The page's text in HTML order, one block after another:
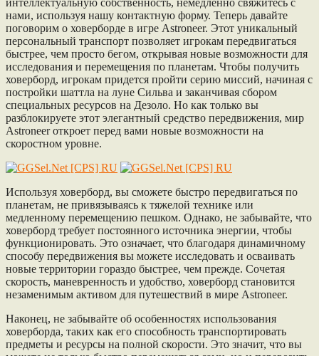
интеллектуальную собственность, немедленно свяжитесь с
нами, используя нашу контактную форму. Теперь давайте
поговорим о ховерборде в игре Astroneer. Этот уникальный
персональный транспорт позволяет игрокам передвигаться
быстрее, чем просто бегом, открывая новые возможности для
исследования и перемещения по планетам. Чтобы получить
ховерборд, игрокам придется пройти серию миссий, начиная с
постройки шаттла на луне Сильва и заканчивая сбором
специальных ресурсов на Дезоло. Но как только вы
разблокируете этот элегантный средство передвижения, мир
Astroneer откроет перед вами новые возможности на
скоростном уровне.
Используя ховерборд, вы сможете быстро передвигаться по
планетам, не привязываясь к тяжелой технике или
медленному перемещению пешком. Однако, не забывайте, что
ховерборд требует постоянного источника энергии, чтобы
функционировать. Это означает, что благодаря динамичному
способу передвижения вы можете исследовать и осваивать
новые территории гораздо быстрее, чем прежде. Сочетая
скорость, маневренность и удобство, ховерборд становится
незаменимым активом для путешествий в мире Astroneer.
Наконец, не забывайте об особенностях использования
ховерборда, таких как его способность транспортировать
предметы и ресурсы на полной скорости. Это значит, что вы